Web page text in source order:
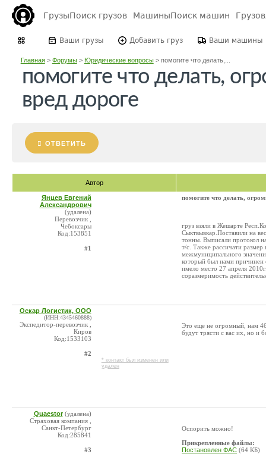
ГрузыПоиск грузов МашиныПоиск машин
Ваши грузы Добавить груз Ваши машины
Главная> Форумы> Юридические вопросы> помогите что делать,...
помогите что делать,
вред дороге
ОТВЕТИТЬ
Автор
Янцев Евгений
Александрович
(удалена)
Перевозчик ,
Чебоксары
Код:153851
#1
помогите что делать,
груз взяли в Жешарте
Сыктвывкар.Поставили на
тонны. Выписали протокол
т/c. Также рассичати
межмуниципального
который был нами причинен
имело место 27 апреля
соразмеримость
Оскар Логистик, ООО
(ИНН:4345460888)
Экспедитор-перевозчик ,
Киров
Код:1533103
#2
* контакт был изменен или
удален
Это еще не огромный, нам
будут трясти с вас их, но и
Quaestor (удалена)
Страховая компания ,
Санкт-Петербург
Код:285841
#3
Оспорить можно!
Прикрепленные файлы:
Постановлен ФАС (64 КБ)